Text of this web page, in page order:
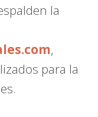
la
,
para la